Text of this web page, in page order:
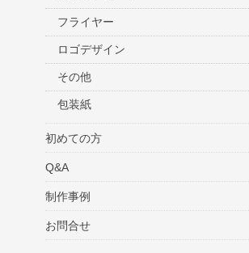
フライヤー
ロゴデザイン
その他
包装紙
初めての方
Q&A
制作事例
お問合せ